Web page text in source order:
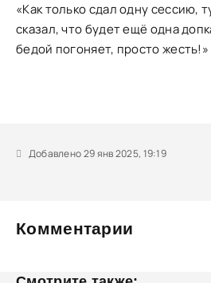
«Как только сдал одну сессию,
сказал, что будет ещё одна
бедой погоняет, просто жесть!»
Добавлено 29 янв 2025, 19:19
Комментарии